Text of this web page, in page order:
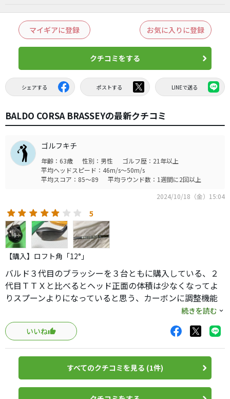
マイギアに登録 お気に入りに登録
クチコミをする
シェアする ポストする LINEで送る
BALDO CORSA BRASSEYの最新クチコミ
ゴルフキチ
年齢：63歳 性別：男性
ゴルフ歴：21年以上
平均ヘッドスピード：46m/s～50m/s
平均スコア：85～89
平均ラウンド数：1週間に2回以上
2024/10/18（金）15:04
5
【購入】ロフト角「12°」
バルド３代目のブラッシーを３台ともに購入している、２
代目ＴＴＸと比べるとヘッド正面の体積は少なくなってよ
りスプーンよりになっていると思う、カーボンに調整機能
付きになり調整もしやすくなっているが、調整しても大き
な変化がないように思える、打感は固く感じ音は少し甲高
い音で高さはそれほど高くないまだ練習場のみの使用なの
でコースでどうなるか楽しみだ。
続きを読む
いいね
すべてのクチコミを見る (1件)